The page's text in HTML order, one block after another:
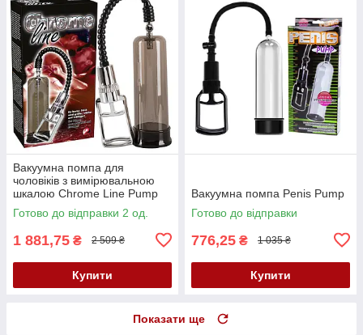
Вакуумна помпа для
чоловіків з вимірювальною
шкалою Chrome Line Pump
Готово до відправки 2 од.
1 881,75 ₴ 2 509 ₴
Купити
Вакуумна помпа Penis Pump
Готово до відправки
776,25 ₴ 1 035 ₴
Купити
Показати ще